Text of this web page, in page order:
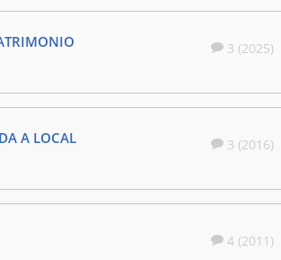
3 (2025)
A LOCAL 3 (2016)
4 (2011)